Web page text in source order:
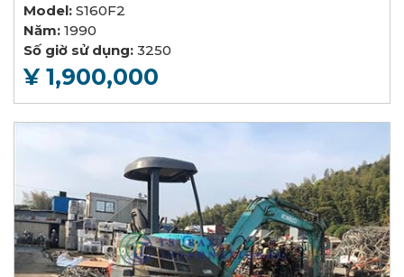
Model: S160F2
Năm: 1990
Số giờ sử dụng: 3250
¥ 1,900,000